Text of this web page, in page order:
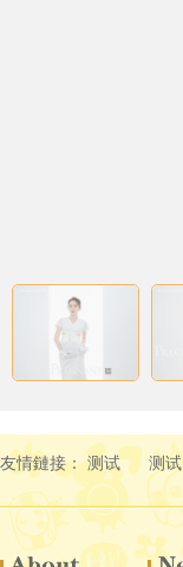
友情鏈接：测试 测试